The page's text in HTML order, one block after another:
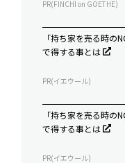
PR(FINCHI on GOETHE)
「持ち家を売る時の
で得する事とは
PR(イエウール)
「持ち家を売る時の
で得する事とは
PR(イエウール)